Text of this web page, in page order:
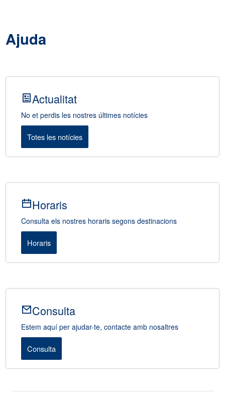
Ajuda
Actualitat
No et perdis les nostres últimes notícies
Totes les notícies
Horaris
Consulta els nostres horaris segons destinacions
Horaris
Consulta
Estem aquí per ajudar-te, contacte amb nosaltres
Consulta